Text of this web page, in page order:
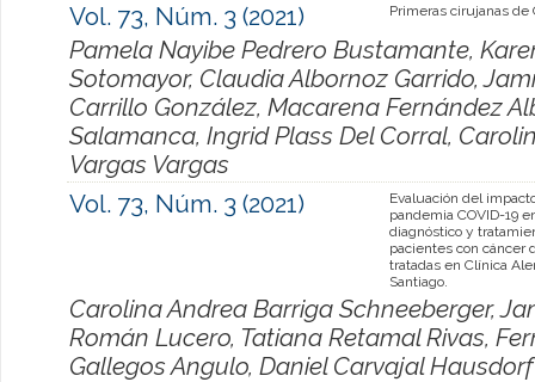
Vol. 73, Núm. 3 (2021)
Primeras cirujanas de
Pamela Nayibe Pedrero Bustamante,
Sotomayor, Claudia Albornoz Garrido,
Carrillo González, Macarena Fernández
Salamanca, Ingrid Plass Del Corral,
Vargas Vargas
Vol. 73, Núm. 3 (2021)
Evaluación del
pandemia COVID-19
diagnóstico y
pacientes con cáncer
tratadas en Clínica
Santiago.
Carolina Andrea Barriga Schneeberger,
Román Lucero, Tatiana Retamal Rivas,
Gallegos Angulo, Daniel Carvajal Hausdorf